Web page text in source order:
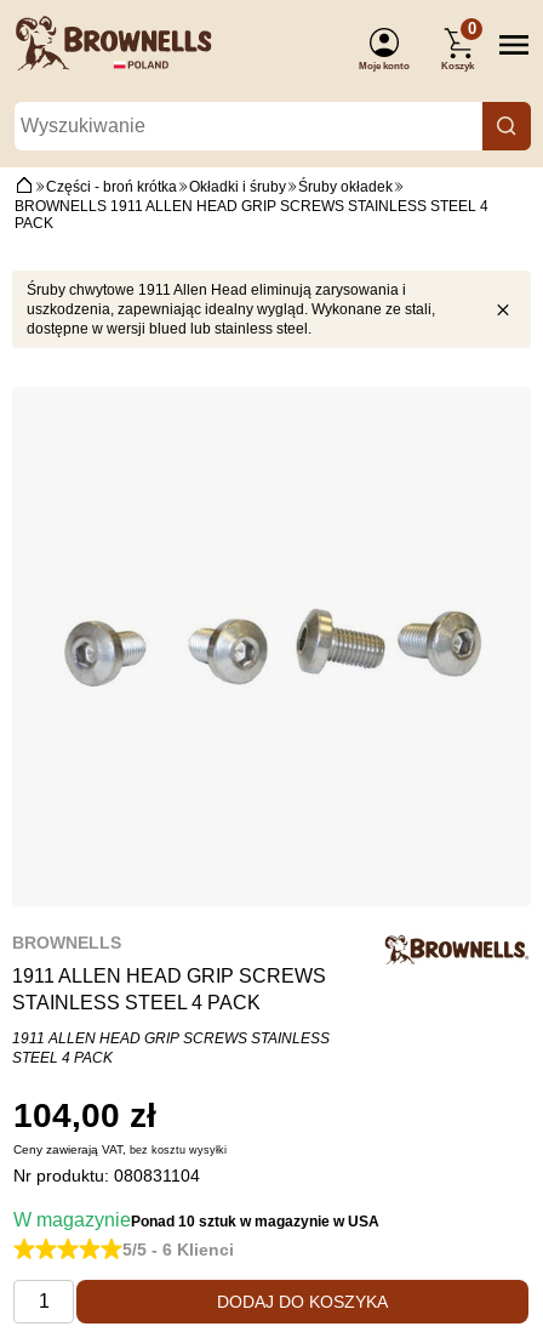
Moje konto
0
Koszyk
Części - broń krótka Okładki i śruby
Śruby okładek
BROWNELLS 1911 ALLEN HEAD GRIP SCREWS STAINLESS STEEL 4
PACK
Śruby chwytowe 1911 Allen Head eliminują zarysowania i
uszkodzenia, zapewniając idealny wygląd. Wykonane ze stali,
dostępne w wersji blued lub stainless steel.
BROWNELLS
1911 ALLEN HEAD GRIP SCREWS
STAINLESS STEEL 4 PACK
1911 ALLEN HEAD GRIP SCREWS STAINLESS
STEEL 4 PACK
104,00 zł
Ceny zawierają VAT,bez kosztuwysyłki
Nr produktu:080831104
W magazyniePonad 10 sztukw magazynie w USA
5/5 - 6 Klienci
DODAJ DO KOSZYKA